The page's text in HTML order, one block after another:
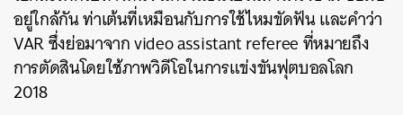
อยู่ใกล้กัน ท่าเต้นที่เหมือนกับการใช้ไหมขัดฟัน และคำว่า
VAR ซึ่งย่อมาจาก video assistant referee ที่หมายถึง
การตัดสินโดยใช้ภาพวิดีโอในการแข่งขันฟุตบอลโลก
2018